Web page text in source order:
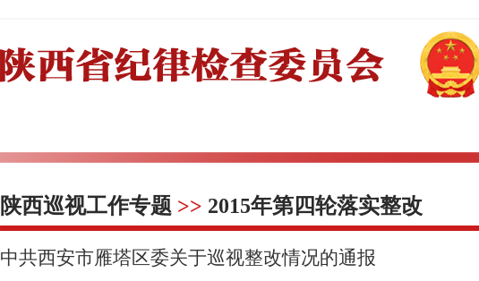
陕西巡视工作专题>> 2015年第四轮落实整改
中共西安市雁塔区委关于巡视整改情况的通报